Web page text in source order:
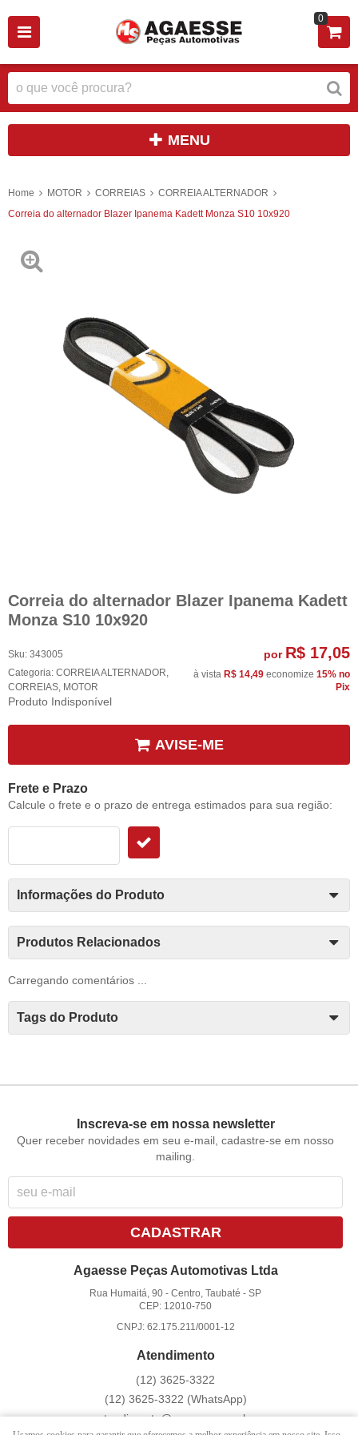
0
MENU
Home MOTOR CORREIAS
CORREIA ALTERNADOR
Correia do alternador Blazer Ipanema Kadett Monza S10 10x920
Correia do alternador Blazer Ipanema Kadett
Monza S10 10x920
Sku: 343005
Categoria: CORREIA ALTERNADOR,
CORREIAS, MOTOR
Produto Indisponível
por R$ 17,05
à vista R$ 14,49 economize 15% no
Pix
AVISE-ME
Frete e Prazo
Calcule o frete e o prazo de entrega estimados para sua região:
Informações do Produto
Produtos Relacionados
Carregando comentários ...
Tags do Produto
Inscreva-se em nossa newsletter
Quer receber novidades em seu e-mail, cadastre-se em nosso
mailing.
CADASTRAR
Agaesse Peças Automotivas Ltda
Rua Humaitá, 90 -Centro, Taubaté -SP
CEP: 12010-750
CNPJ: 62.175.211/0001-12
Atendimento
(12) 3625-3322
(12) 3625-3322 (WhatsApp)
atendimento@agaesse.com.br